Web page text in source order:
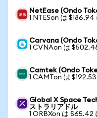
NetEase (Ondo
1 NTESon は $186.94
Carvana (Ondo
1 CVNAon は
Camtek (Ondo
1 CAMTon は
Global X Space
ストラリアドル
1 ORBXon は $65.42